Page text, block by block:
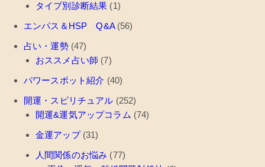
タイプ別診断結果 (1)
エンパス＆HSP Q&A(56)
占い・運勢(47)
おススメ占い師 (7)
パワースポット紹介 (40)
開運・スピリチュアル (252)
開運&運気アップコラム (74)
金運アップ(31)
人間関係のお悩み (77)